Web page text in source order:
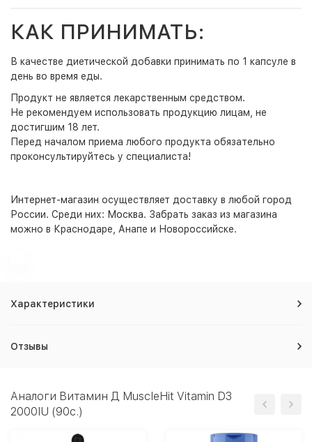
КАК ПРИНИМАТЬ:
В качестве диетической добавки принимать по 1 капсуле в
день во время еды.
Продукт не является лекарственным средством.
Не рекомендуем использовать продукцию лицам, не
достигшим 18 лет.
Перед началом приема любого продукта обязательно
проконсультируйтесь у специалиста!
Интернет-магазин осуществляет доставку в любой город
России. Среди них: Москва. Забрать заказ из магазина
можно в Краснодаре, Анапе и Новороссийске.
Характеристики
Отзывы
Аналоги Витамин Д MuscleHit Vitamin D3
2000IU (90c.)